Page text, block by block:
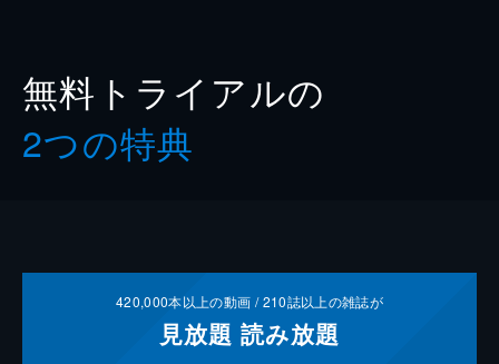
無料トライアルの
2つの特典
420,000本以上の動画 /210誌以上の雑誌が
見放題 読み放題